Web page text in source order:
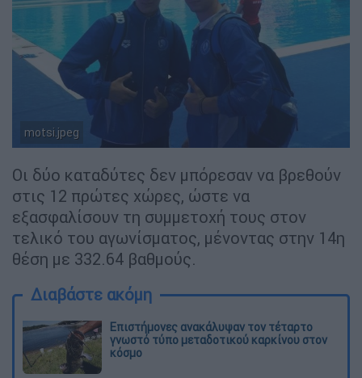
motsi.jpeg
Οι δύο καταδύτες δεν μπόρεσαν να βρεθούν
στις 12 πρώτες χώρες, ώστε να
εξασφαλίσουν τη συμμετοχή τους στον
τελικό του αγωνίσματος, μένοντας στην 14η
θέση με 332.64 βαθμούς.
Διαβάστε ακόμη
Επιστήμονες ανακάλυψαν τον τέταρτο
γνωστό τύπο μεταδοτικού καρκίνου στον
κόσμο